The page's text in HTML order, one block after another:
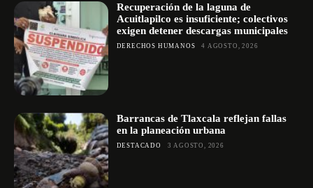
Recuperación de la laguna de
Acuitlapilco es insuficiente; colectivos
exigen detener descargas municipales
DERECHOS HUMANOS 4 AGOSTO, 2026
Barrancas de Tlaxcala reflejan fallas
en la planeación urbana
DESTACADO 3 AGOSTO, 2026